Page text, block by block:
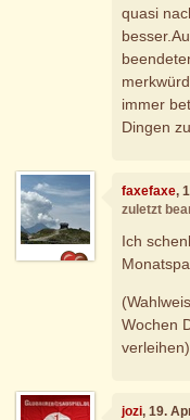
quasi
immer
Dingen
faxefaxe,
zuletzt
Ich
Wochen
verleihen)
jozi, 19.